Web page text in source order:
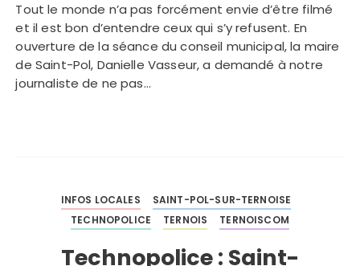
Tout le monde n’a pas forcément envie d’être filmé
et il est bon d’entendre ceux qui s’y refusent. En
ouverture de la séance du conseil municipal, la maire
de Saint-Pol, Danielle Vasseur, a demandé à notre
journaliste de ne pas…
INFOS LOCALES
SAINT-POL-SUR-TERNOISE
TECHNOPOLICE
TERNOIS TERNOISCOM
Technopolice : Saint-